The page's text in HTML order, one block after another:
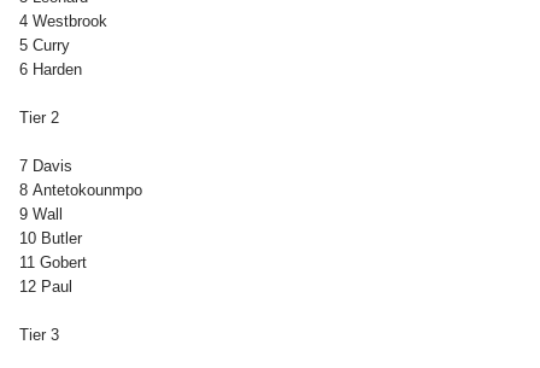
4 Westbrook
5 Curry
6 Harden
Tier 2
7 Davis
8 Antetokounmpo
9 Wall
10 Butler
11 Gobert
12 Paul
Tier 3